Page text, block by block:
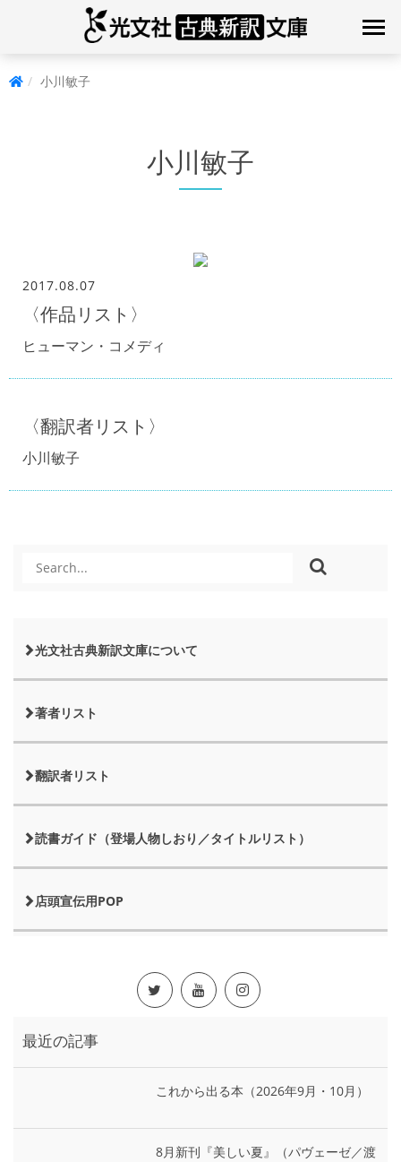
小川敏子
小川敏子
2017.08.07
〈作品リスト〉
ヒューマン・コメディ
〈翻訳者リスト〉
小川敏子
光文社古典新訳文庫について
著者リスト
翻訳者リスト
読書ガイド（登場人物しおり／タイトルリスト）
店頭宣伝用POP
最近の記事
これから出る本（2026年9月・10月）
8月新刊『美しい夏』（パヴェーゼ／渡